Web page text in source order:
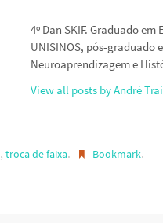
4º Dan SKIF. Graduado
UNISINOS, pós-graduado
Neuroaprendizagem e
View all posts by André
,troca de faixa. Bookmark.